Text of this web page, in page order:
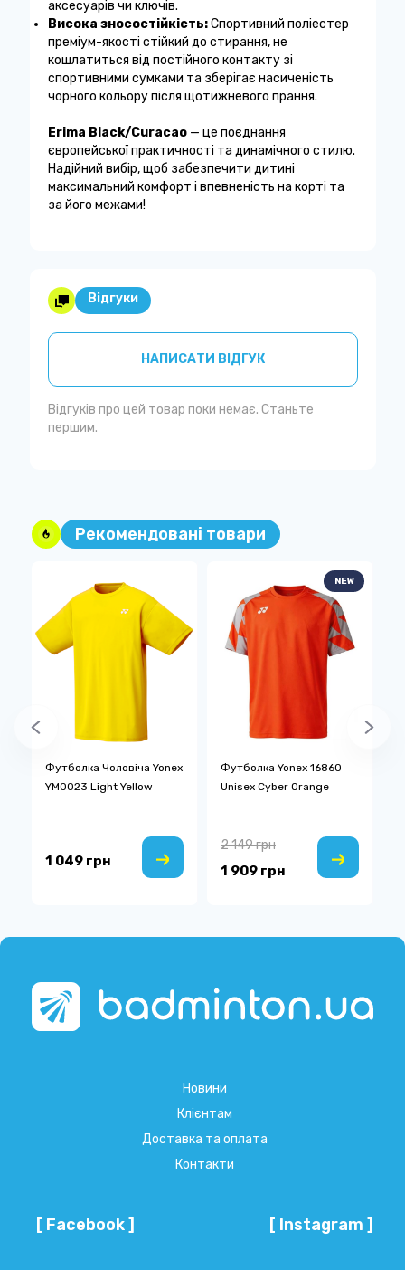
аксесуарів чи ключів.
Висока зносостійкість:Спортивний поліестер
преміум-якості стійкий до стирання, не
кошлатиться від постійного контакту зі
спортивними сумками та зберігає насиченість
чорного кольору після щотижневого прання.
Erima Black/Curacao— це поєднання
європейської практичності та динамічного стилю.
Надійний вибір, щоб забезпечити дитині
максимальний комфорт і впевненість на корті та
за його межами!
Відгуки
НАПИСАТИ ВІДГУК
Відгуків про цей товар поки немає. Станьте
першим.
Рекомендовані товари
Футболка Чоловіча Yonex
YM0023 Light Yellow
1 049 грн
NEW
Футболка Yonex 16860
Unisex Cyber Orange
1 909 грн
2 149 грн
Новини
Клієнтам
Доставка та оплата
Контакти
[ Facebook ] [ Instagram ]